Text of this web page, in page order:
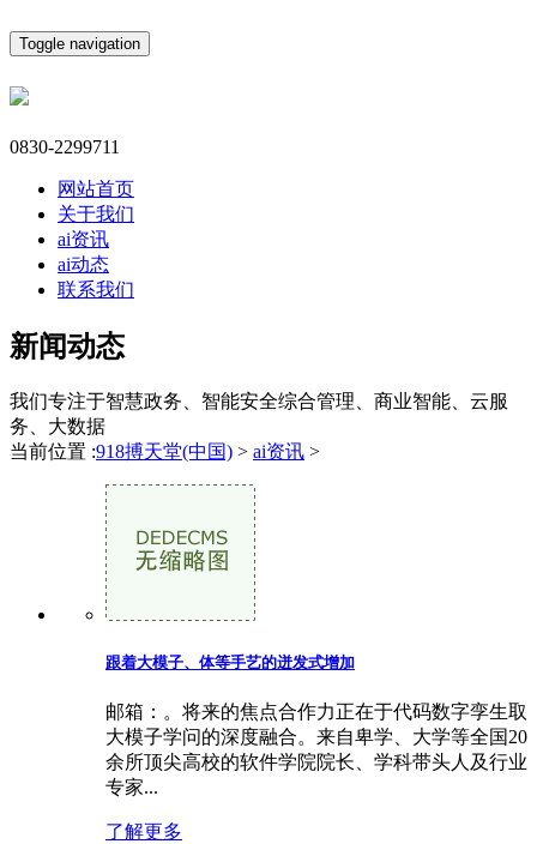
Toggle navigation
0830-2299711
网站首页
关于我们
ai资讯
ai动态
联系我们
新闻动态
我们专注于智慧政务、智能安全综合管理、商业智能、云服
务、大数据
当前位置 :918搏天堂(中国) > ai资讯 >
跟着大模子、体等手艺的迸发式增加
邮箱：。将来的焦点合作力正在于代码数字孪生取
大模子学问的深度融合。来自卑学、大学等全国20
余所顶尖高校的软件学院院长、学科带头人及行业
专家...
了解更多